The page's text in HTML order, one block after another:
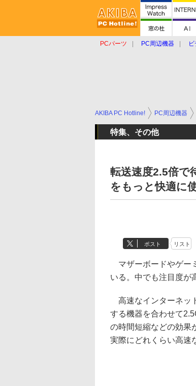
PCパーツ PC周辺機器
AKIBA PC Hotline! PC周辺機器
特集、その他
転送速度2.5倍で
をもっと快適に
ポスト リスト
マザーボードやゲー
いる。中でも注目度が
高速なインターネッ
する機器を合わせて
の時間短縮などの効果
実際にどれくらい高速